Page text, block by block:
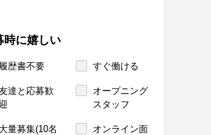
時に嬉しい
履歴書不要 すぐ働ける
達と応募歓
オープニング
スタッフ
大量募集(10名
オンライン面